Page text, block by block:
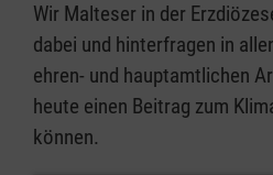
Wir Malteser in der
dabei und hinterfragen in
ehren- und hauptamtlichen
heute einen Beitrag zum
können.